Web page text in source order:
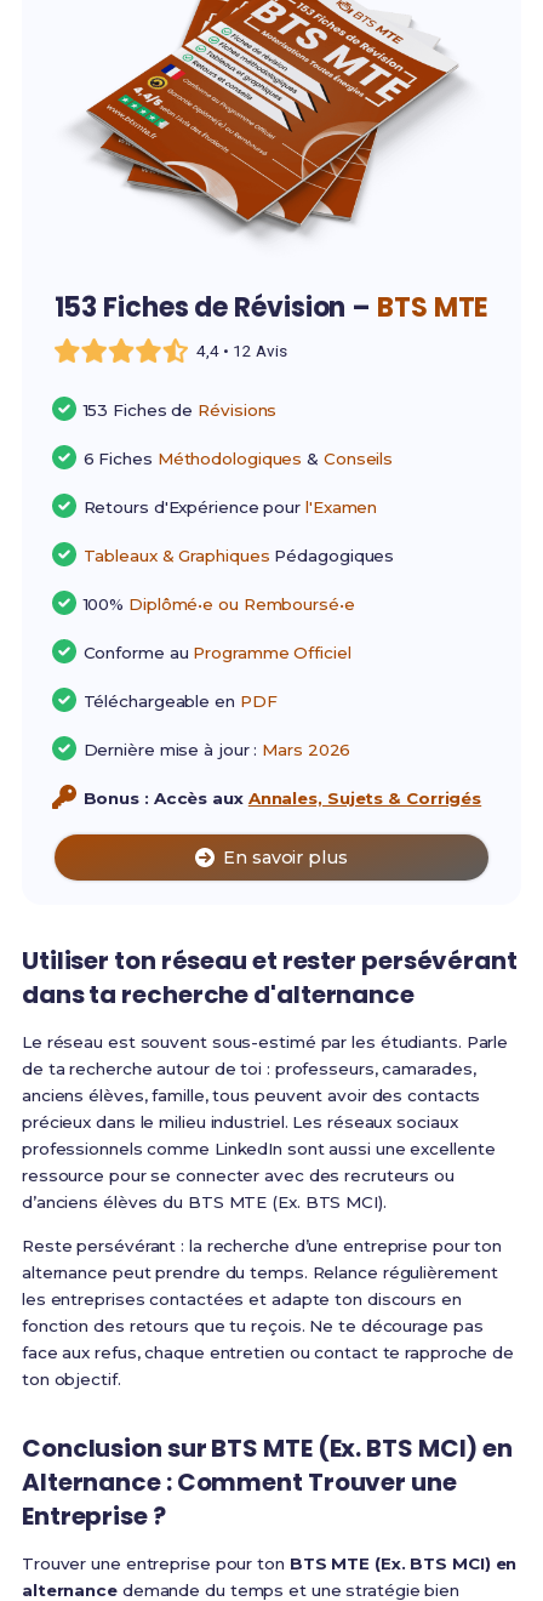
153 Fiches de Révision – BTS MTE
4,4 • 12 Avis
153 Fiches de Révisions
6 Fiches Méthodologiques & Conseils
Retours d'Expérience pour l'Examen
Tableaux & Graphiques Pédagogiques
100% Diplômé•e ou Remboursé•e
Conforme au Programme Officiel
Téléchargeable en PDF
Dernière mise à jour : Mars 2026
Bonus : Accès aux Annales, Sujets & Corrigés
En savoir plus
Utiliser ton réseau et rester persévérant
dans ta recherche d'alternance
Le réseau est souvent sous-estimé par les étudiants. Parle
de ta recherche autour de toi : professeurs, camarades,
anciens élèves, famille, tous peuvent avoir des contacts
précieux dans le milieu industriel. Les réseaux sociaux
professionnels comme LinkedIn sont aussi une excellente
ressource pour se connecter avec des recruteurs ou
d’anciens élèves du BTS MTE (Ex. BTS MCI).
Reste persévérant : la recherche d’une entreprise pour ton
alternance peut prendre du temps. Relance régulièrement
les entreprises contactées et adapte ton discours en
fonction des retours que tu reçois. Ne te décourage pas
face aux refus, chaque entretien ou contact te rapproche de
ton objectif.
Conclusion sur BTS MTE (Ex. BTS MCI) en
Alternance : Comment Trouver une
Entreprise ?
Trouver une entreprise pour ton BTS MTE (Ex. BTS MCI) en
alternancedemande du temps et une stratégie bien